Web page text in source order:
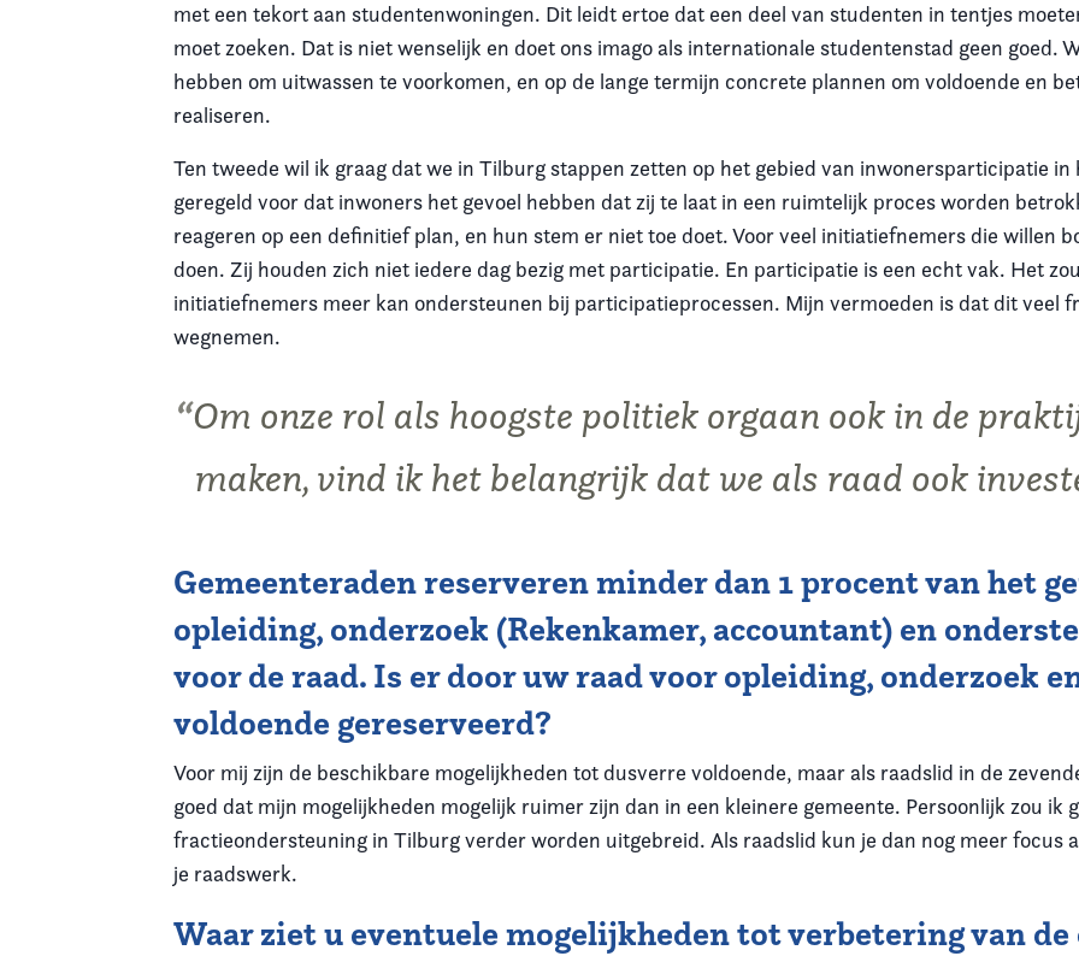
met een tekort aan studentenwoningen. Dit leidt ertoe dat een deel van studenten in tentjes
moet zoeken. Dat is niet wenselijk en doet ons imago als internationale studentenstad geen goed.
hebben om uitwassen te voorkomen, en op de lange termijn concrete plannen om voldoende en
realiseren.
Ten tweede wil ik graag dat we in Tilburg stappen zetten op het gebied van inwonersparticipatie
geregeld voor dat inwoners het gevoel hebben dat zij te laat in een ruimtelijk proces worden
reageren op een definitief plan, en hun stem er niet toe doet. Voor veel initiatiefnemers die willen
doen. Zij houden zich niet iedere dag bezig met participatie. En participatie is een echt vak. Het
initiatiefnemers meer kan ondersteunen bij participatieprocessen. Mijn vermoeden is dat dit veel
wegnemen.
Om onze rol als hoogste politiek orgaan ook in de
maken, vind ik het belangrijk dat we als raad ook
Gemeenteraden reserveren minder dan 1 procent van het
opleiding, onderzoek (Rekenkamer, accountant) en
voor de raad. Is er door uw raad voor opleiding, onderzoek
voldoende gereserveerd?
Voor mij zijn de beschikbare mogelijkheden tot dusverre voldoende, maar als raadslid in de
goed dat mijn mogelijkheden mogelijk ruimer zijn dan in een kleinere gemeente. Persoonlijk zou ik
fractieondersteuning in Tilburg verder worden uitgebreid. Als raadslid kun je dan nog meer focus
je raadswerk.
Waar ziet u eventuele mogelijkheden tot verbetering van